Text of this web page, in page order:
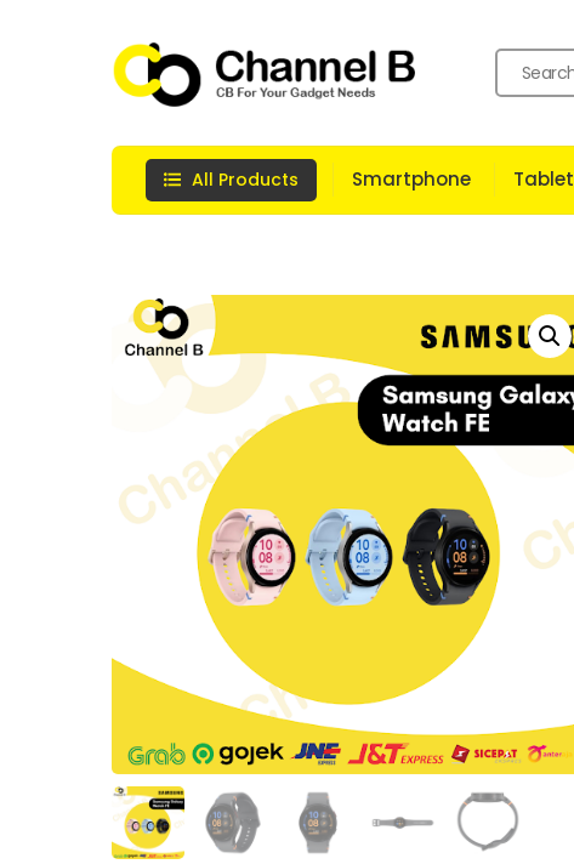
All Products Smartphone Tablet